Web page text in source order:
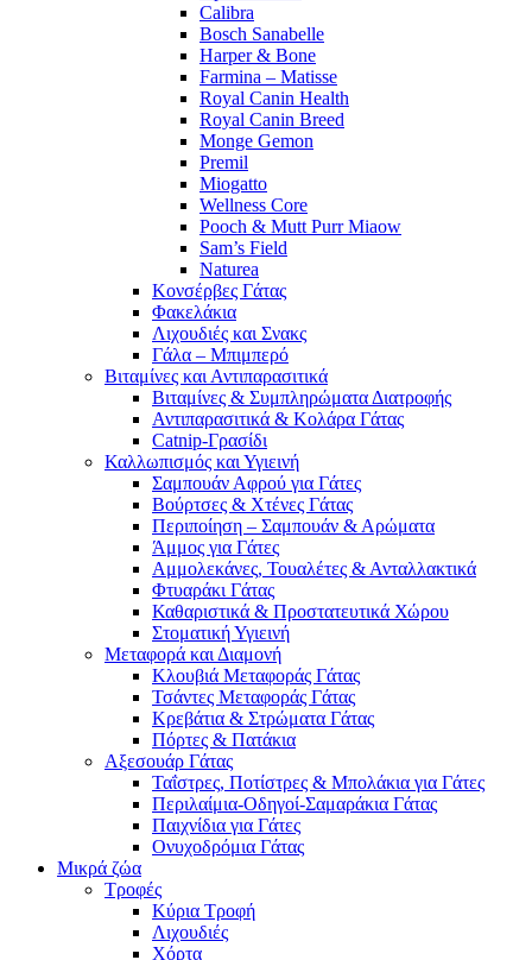
Calibra
Bosch Sanabelle
Harper & Bone
Farmina – Matisse
Royal Canin Health
Royal Canin Breed
Monge Gemon
Premil
Miogatto
Wellness Core
Pooch & Mutt Purr Miaow
Sam’s Field
Naturea
Κονσέρβες Γάτας
Φακελάκια
Λιχουδιές και Σνακς
Γάλα – Μπιμπερό
Βιταμίνες και Αντιπαρασιτικά
Βιταμίνες & Συμπληρώματα Διατροφής
Αντιπαρασιτικά & Κολάρα Γάτας
Catnip-Γρασίδι
Καλλωπισμός και Υγιεινή
Σαμπουάν Αφρού για Γάτες
Βούρτσες & Χτένες Γάτας
Περιποίηση – Σαμπουάν & Αρώματα
Άμμος για Γάτες
Αμμολεκάνες, Τουαλέτες & Ανταλλακτικά
Φτυαράκι Γάτας
Καθαριστικά & Προστατευτικά Χώρου
Στοματική Υγιεινή
Μεταφορά και Διαμονή
Κλουβιά Μεταφοράς Γάτας
Τσάντες Μεταφοράς Γάτας
Κρεβάτια & Στρώματα Γάτας
Πόρτες & Πατάκια
Αξεσουάρ Γάτας
Ταΐστρες, Ποτίστρες & Μπολάκια για Γάτες
Περιλαίμια-Οδηγοί-Σαμαράκια Γάτας
Παιχνίδια για Γάτες
Ονυχοδρόμια Γάτας
Μικρά ζώα
Τροφές
Κύρια Τροφή
Λιχουδιές
Χόρτα